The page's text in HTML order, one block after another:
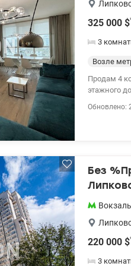
325 000 $
3
Возле
Продам 4
этажного
зона. 325
Обновлено:
Без
220 000 $
3